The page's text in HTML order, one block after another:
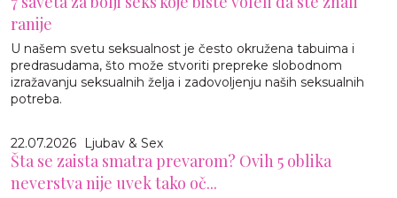
ranije
U našem svetu seksualnost je često okružena tabuima i
predrasudama, što može stvoriti prepreke slobodnom
izražavanju seksualnih želja i zadovoljenju naših seksualnih
potreba.
22.07.2026 Ljubav & Sex
Šta se zaista smatra prevarom? Ovih 5 oblika
neverstva nije uvek tako oč...